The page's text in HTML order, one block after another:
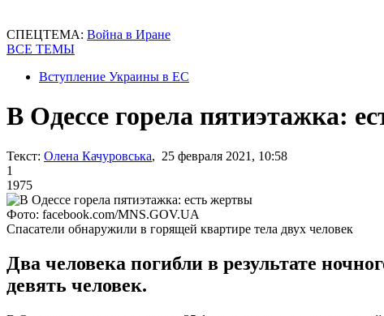
СПЕЦТЕМА: Война в Иране
ВСЕ ТЕМЫ
Вступление Украины в ЕС
В Одессе горела пятиэтажка:
Текст: Олена Качуровська, 25 февраля 2021, 10:58
1
1975
Фото: facebook.com/MNS.GOV.UA
Спасатели обнаружили в горящей квартире тела двух человек
Два человека погибли в результате
девять человек.